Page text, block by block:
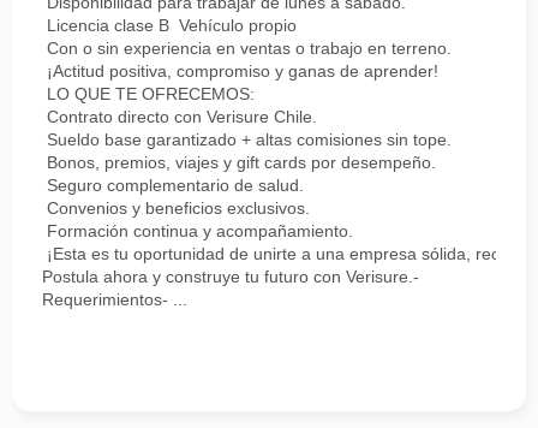
Licencia clase B Vehículo propio
Con o sin experiencia en ventas o trabajo en terreno.
¡Actitud positiva, compromiso y ganas de aprender!
LO QUE TE OFRECEMOS:
Contrato directo con Verisure Chile.
Sueldo base garantizado + altas comisiones sin tope.
Bonos, premios, viajes y gift cards por desempeño.
Seguro complementario de salud.
Convenios y beneficios exclusivos.
Formación continua y acompañamiento.
¡Esta es tu oportunidad de unirte a una empresa sólida,
Postula ahora y construye tu futuro con Verisure.-
Requerimientos- ...